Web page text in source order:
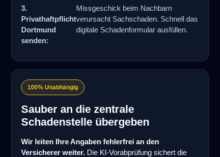
3.
Privathaftpflicht
Dortmund
senden:
Missgeschick beim Nachbarn
verursacht Sachschaden. Schnell das
digitale Schadenformular ausfüllen.
100% Unabhängig
Sauber an die zentrale
Schadenstelle übergeben
Wir leiten Ihre Angaben fehlerfrei an den
Versicherer weiter. Die KI-Vorabprüfung sichert die